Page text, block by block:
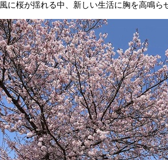
風に桜が揺れる中、新しい生活に胸を高鳴ら